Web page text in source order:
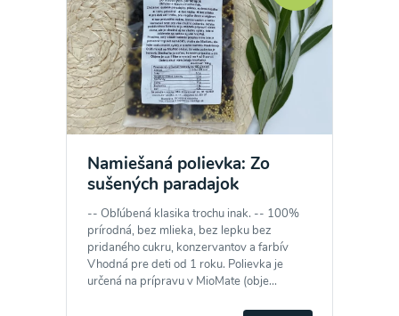
Namiešaná polievka: Zo
sušených paradajok
-- Obľúbená klasika trochu inak. -- 100%
prírodná, bez mlieka, bez lepku bez
pridaného cukru, konzervantov a farbív
Vhodná pre deti od 1 roku. Polievka je
určená na prípravu v MioMate (obje...